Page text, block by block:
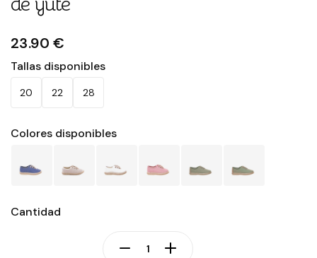
23.90 €
Tallas disponibles
20 22 28
Colores disponibles
Cantidad